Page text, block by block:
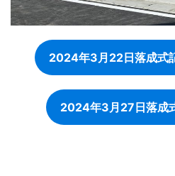
2024年3月22日落成式
2024年3月27日落成